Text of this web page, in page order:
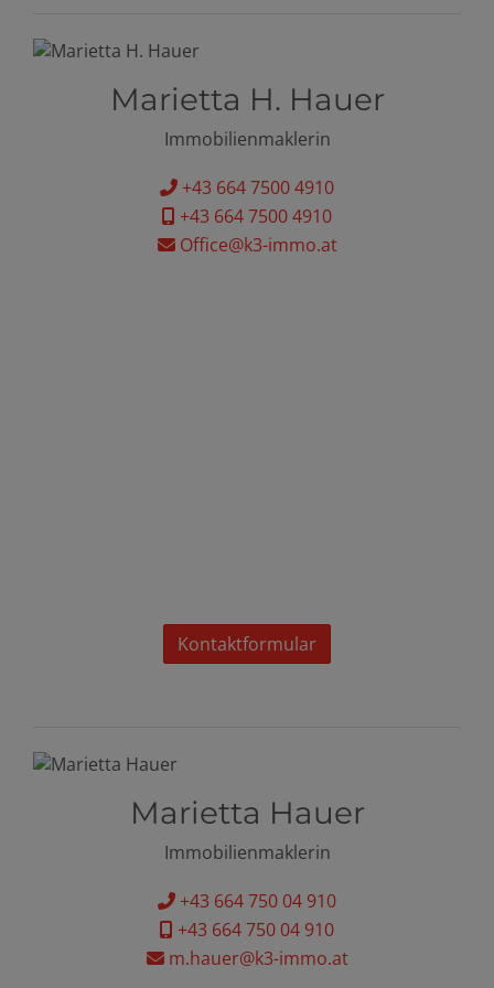
Marietta H. Hauer
Immobilienmaklerin
+43 664 7500 4910
+43 664 7500 4910
Office@k3-immo.at
Kontaktformular
Marietta Hauer
Immobilienmaklerin
+43 664 750 04 910
+43 664 750 04 910
m.hauer@k3-immo.at